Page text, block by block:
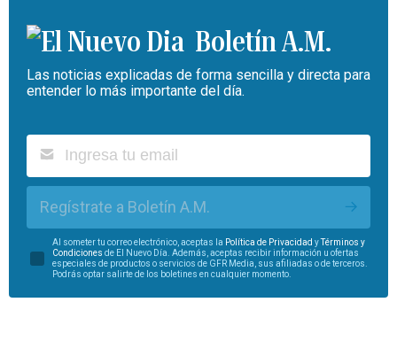
Boletín A.M.
Las noticias explicadas de forma sencilla y directa para
entender lo más importante del día.
Regístrate a Boletín A.M.
Al someter tu correo electrónico, aceptas la Política de Privacidad yTérminos y
Condiciones de El Nuevo Día. Además, aceptas recibir información u ofertas
especiales de productos o servicios de GFR Media, sus afiliadas o de terceros.
Podrás optar salirte de los boletines en cualquier momento.